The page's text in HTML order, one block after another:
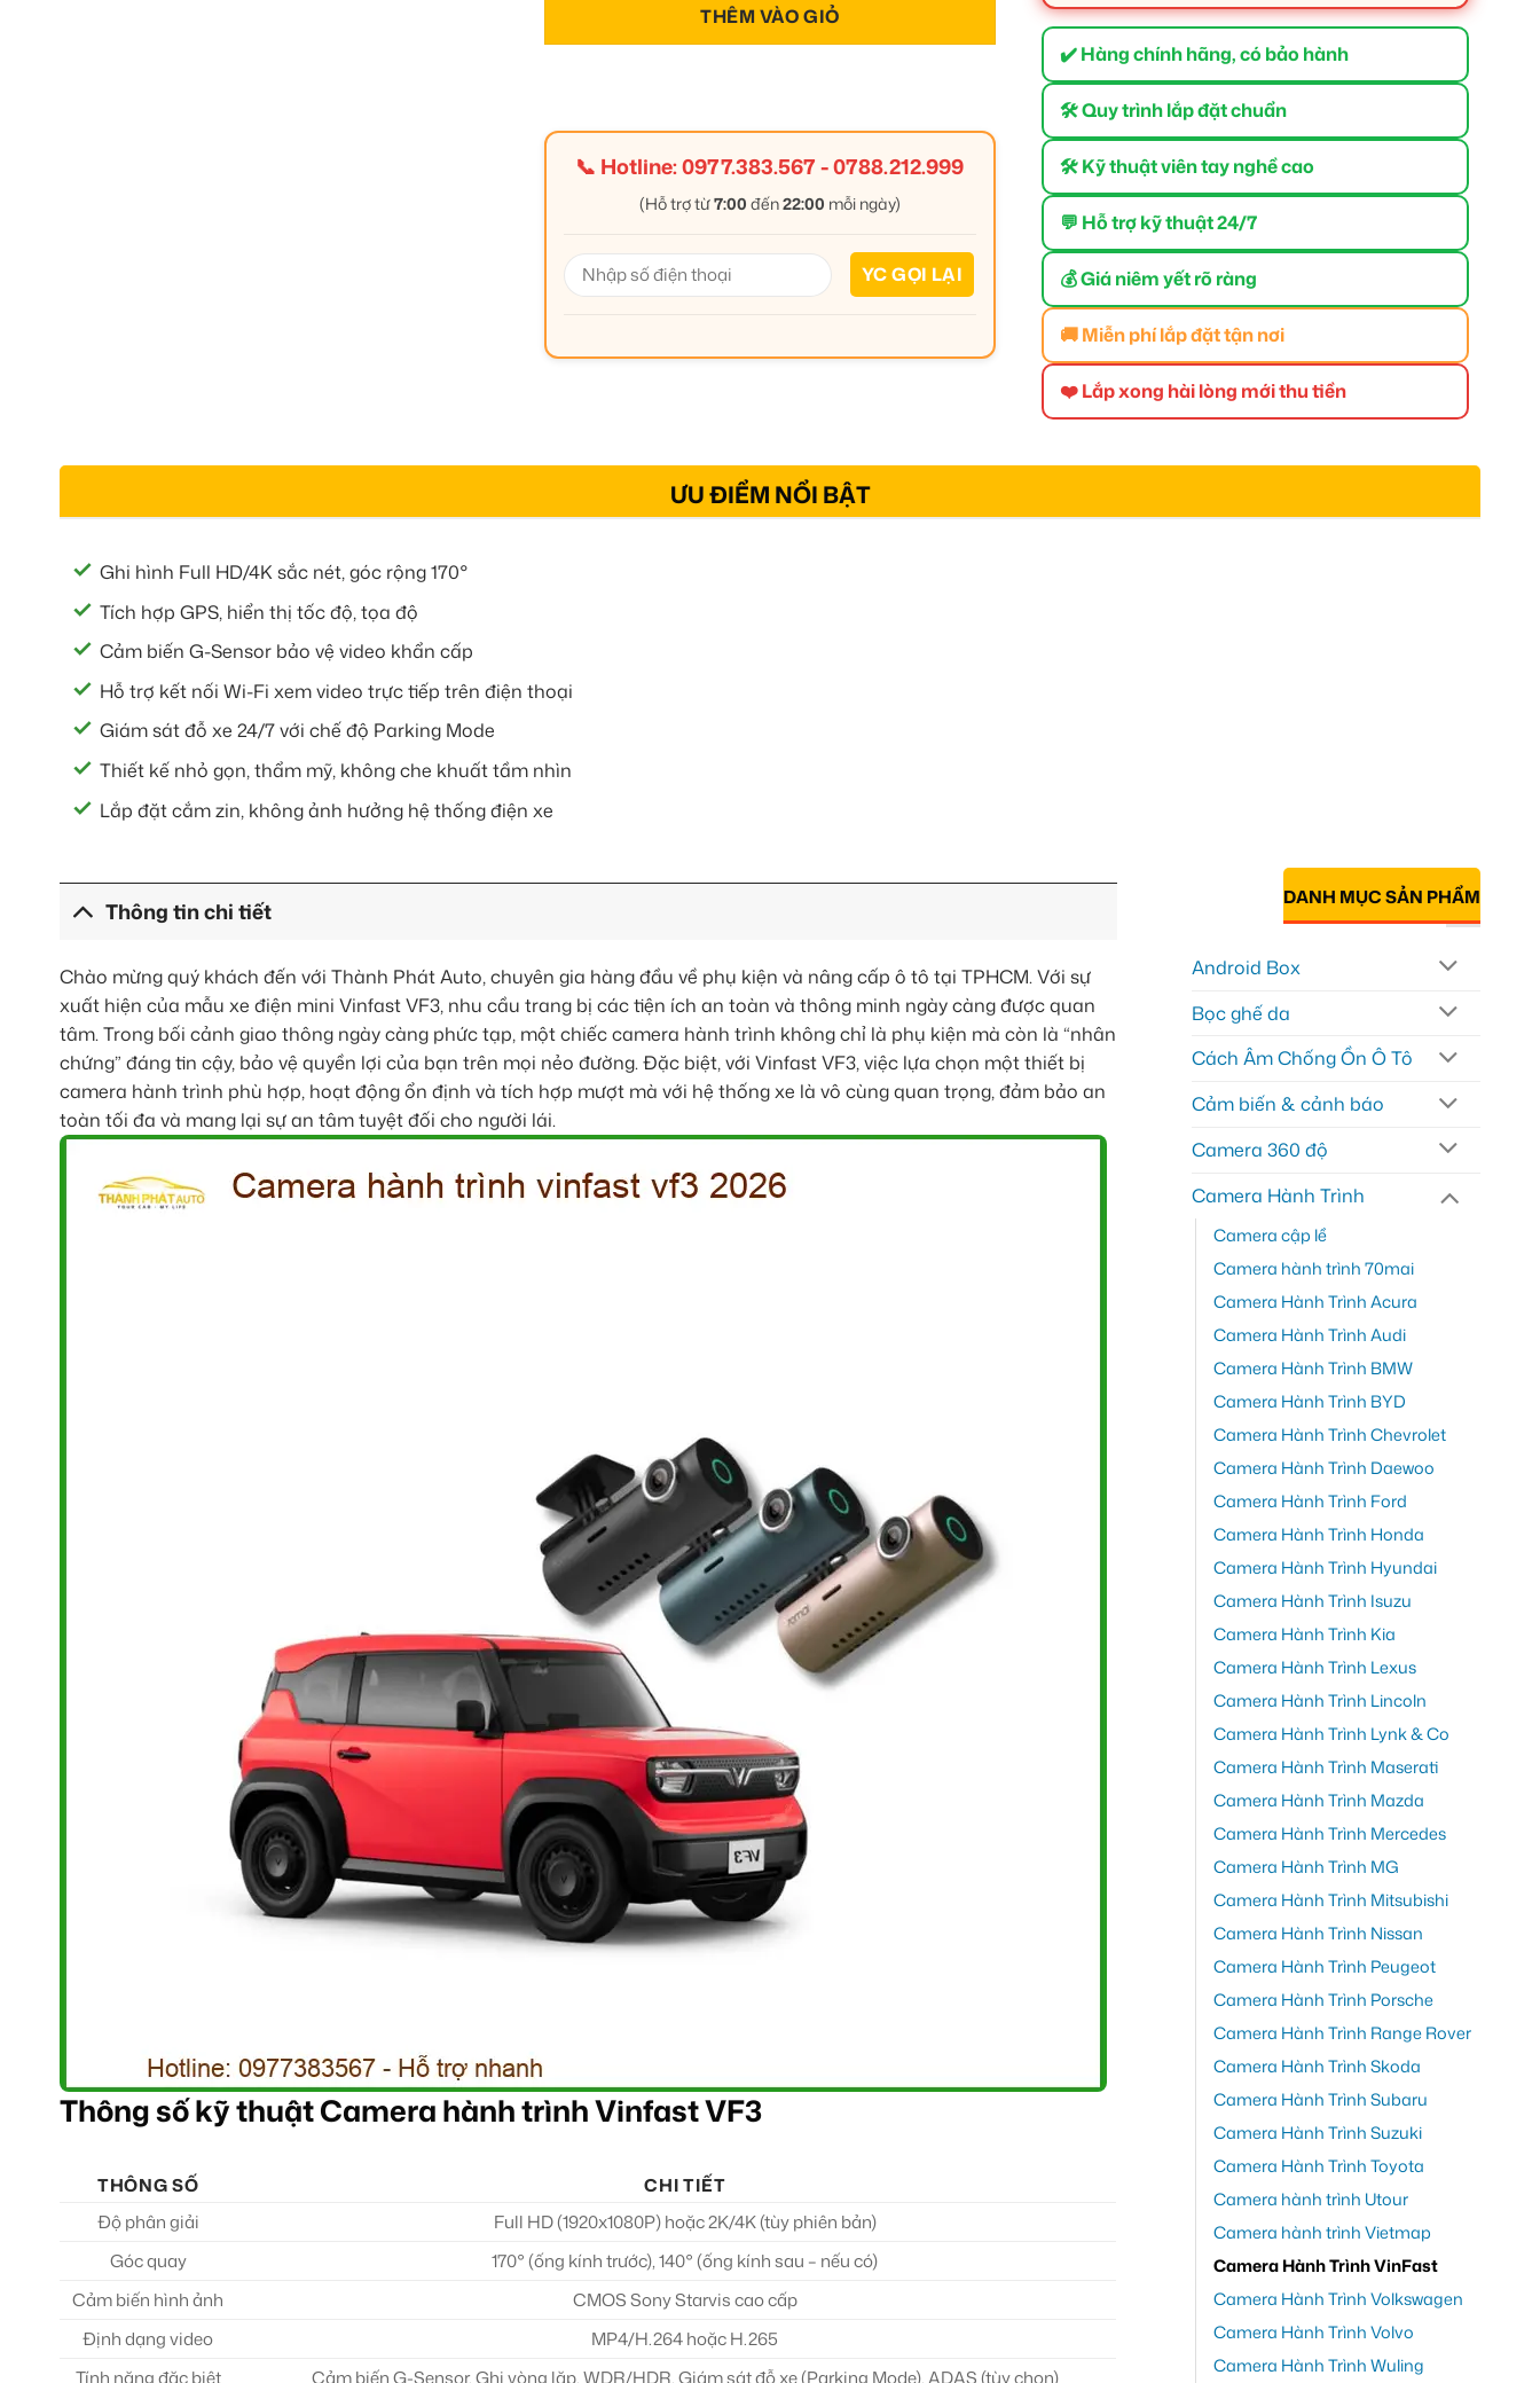
THÊM VÀO GIỎ
📞 Hotline:0977.383.567-0788.212.999
(Hỗ trợ từ7:00 đến22:00 mỗi ngày)
✔️ Hàng chính hãng, có bảo hành
🛠 Quy trình lắp đặt chuẩn
🛠 Kỹ thuật viên tay nghề cao
💬 Hỗ trợ kỹ thuật 24/7
💰 Giá niêm yết rõ ràng
🚚 Miễn phí lắp đặt tận nơi
❤️ Lắp xong hài lòng mới thu tiền
ƯU ĐIỂM NỔI BẬT
Ghi hình Full HD/4K sắc nét, góc rộng 170°
Tích hợp GPS, hiển thị tốc độ, tọa độ
Cảm biến G-Sensor bảo vệ video khẩn cấp
Hỗ trợ kết nối Wi-Fi xem video trực tiếp trên điện thoại
Giám sát đỗ xe 24/7 với chế độ Parking Mode
Thiết kế nhỏ gọn, thẩm mỹ, không che khuất tầm nhìn
Lắp đặt cắm zin, không ảnh hưởng hệ thống điện xe
Thông tin chi tiết
Chào mừng quý khách đến với Thành Phát Auto, chuyên gia hàng đầu về phụ kiện và nâng cấp ô tô tại TPHCM. Với sự
xuất hiện của mẫu xe điện mini Vinfast VF3, nhu cầu trang bị các tiện ích an toàn và thông minh ngày càng được quan
tâm. Trong bối cảnh giao thông ngày càng phức tạp, một chiếc camera hành trình không chỉ là phụ kiện mà còn là “nhân
chứng” đáng tin cậy, bảo vệ quyền lợi của bạn trên mọi nẻo đường. Đặc biệt, với Vinfast VF3, việc lựa chọn một thiết bị
camera hành trình phù hợp, hoạt động ổn định và tích hợp mượt mà với hệ thống xe là vô cùng quan trọng, đảm bảo an
toàn tối đa và mang lại sự an tâm tuyệt đối cho người lái.
Thông số kỹ thuật Camera hành trình Vinfast VF3
THÔNG SỐ
CHI TIẾT
Độ phân giải
Full HD (1920x1080P) hoặc 2K/4K (tùy phiên bản)
Góc quay
170° (ống kính trước), 140° (ống kính sau – nếu có)
Cảm biến hình ảnh
CMOS Sony Starvis cao cấp
Định dạng video
MP4/H.264 hoặc H.265
Tính năng đặc biệt
Cảm biến G-Sensor, Ghi vòng lặp, WDR/HDR, Giám sát đỗ xe (Parking Mode), ADAS (tùy chọn)
DANH MỤC SẢN PHẨM
Android Box
Bọc ghế da
Cách Âm Chống Ồn Ô Tô
Cảm biến & cảnh báo
Camera 360 độ
Camera Hành Trình
Camera cập lề
Camera hành trình 70mai
Camera Hành Trình Acura
Camera Hành Trình Audi
Camera Hành Trình BMW
Camera Hành Trình BYD
Camera Hành Trình Chevrolet
Camera Hành Trình Daewoo
Camera Hành Trình Ford
Camera Hành Trình Honda
Camera Hành Trình Hyundai
Camera Hành Trình Isuzu
Camera Hành Trình Kia
Camera Hành Trình Lexus
Camera Hành Trình Lincoln
Camera Hành Trình Lynk & Co
Camera Hành Trình Maserati
Camera Hành Trình Mazda
Camera Hành Trình Mercedes
Camera Hành Trình MG
Camera Hành Trình Mitsubishi
Camera Hành Trình Nissan
Camera Hành Trình Peugeot
Camera Hành Trình Porsche
Camera Hành Trình Range Rover
Camera Hành Trình Skoda
Camera Hành Trình Subaru
Camera Hành Trình Suzuki
Camera Hành Trình Toyota
Camera hành trình Utour
Camera hành trình Vietmap
Camera Hành Trình VinFast
Camera Hành Trình Volkswagen
Camera Hành Trình Volvo
Camera Hành Trình Wuling